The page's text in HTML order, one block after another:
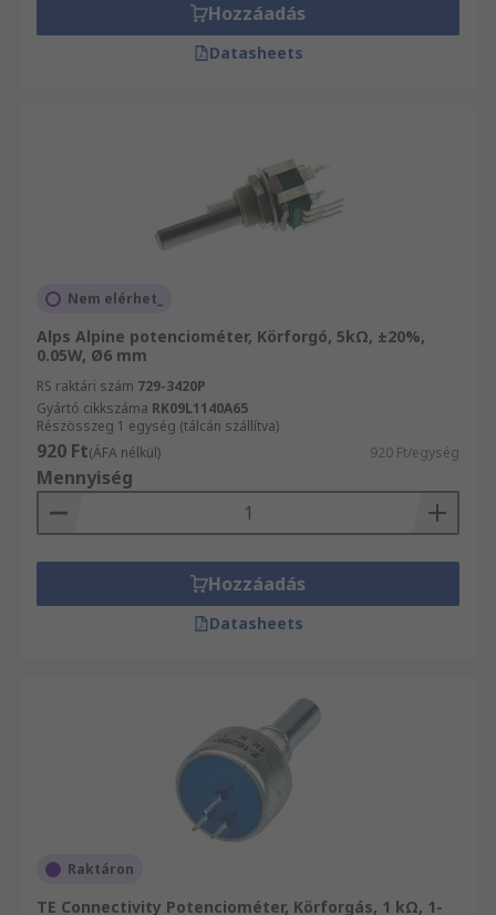
Hozzáadás
Datasheets
Nem elérhet_
Alps Alpine potenciométer, Körforgó, 5kΩ, ±20%,
0.05W, Ø6 mm
RS raktári szám 729-3420P
Gyártó cikkszáma RK09L1140A65
Részösszeg 1 egység (tálcán szállítva)
920 Ft(ÁFA nélkül) 920 Ft/egység
Mennyiség
Hozzáadás
Datasheets
Raktáron
TE Connectivity Potenciométer, Körforgás, 1 kΩ, 1-